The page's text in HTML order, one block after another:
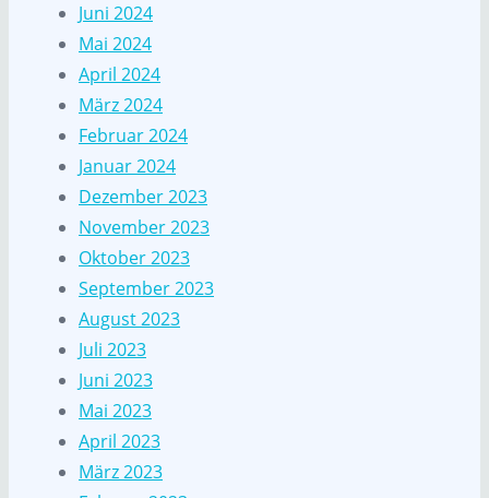
Juni 2024
Mai 2024
April 2024
März 2024
Februar 2024
Januar 2024
Dezember 2023
November 2023
Oktober 2023
September 2023
August 2023
Juli 2023
Juni 2023
Mai 2023
April 2023
März 2023